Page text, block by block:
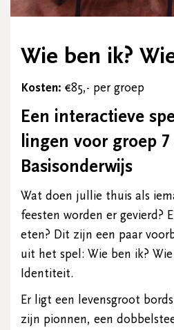
Wie ben ik?
Kosten: €85,- per groep
Een interactieve
lingen voor groep
Basisonderwijs
Wat doen jullie thuis als
feesten worden er gevierd?
eten? Dit zijn een paar
uit het spel: Wie ben ik?
Identiteit.
Er ligt een levensgroot
zijn pionnen, een